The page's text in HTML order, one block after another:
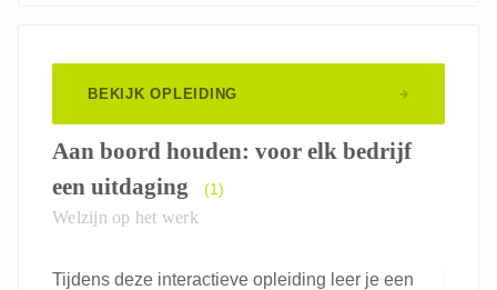
BEKIJK OPLEIDING
Aan boord houden: voor elk bedrijf
een uitdaging
(1)
Welzijn op het werk
Tijdens deze interactieve opleiding leer je een